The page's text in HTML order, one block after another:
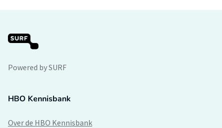
Powered by SURF
HBO Kennisbank
Over de HBO Kennisbank